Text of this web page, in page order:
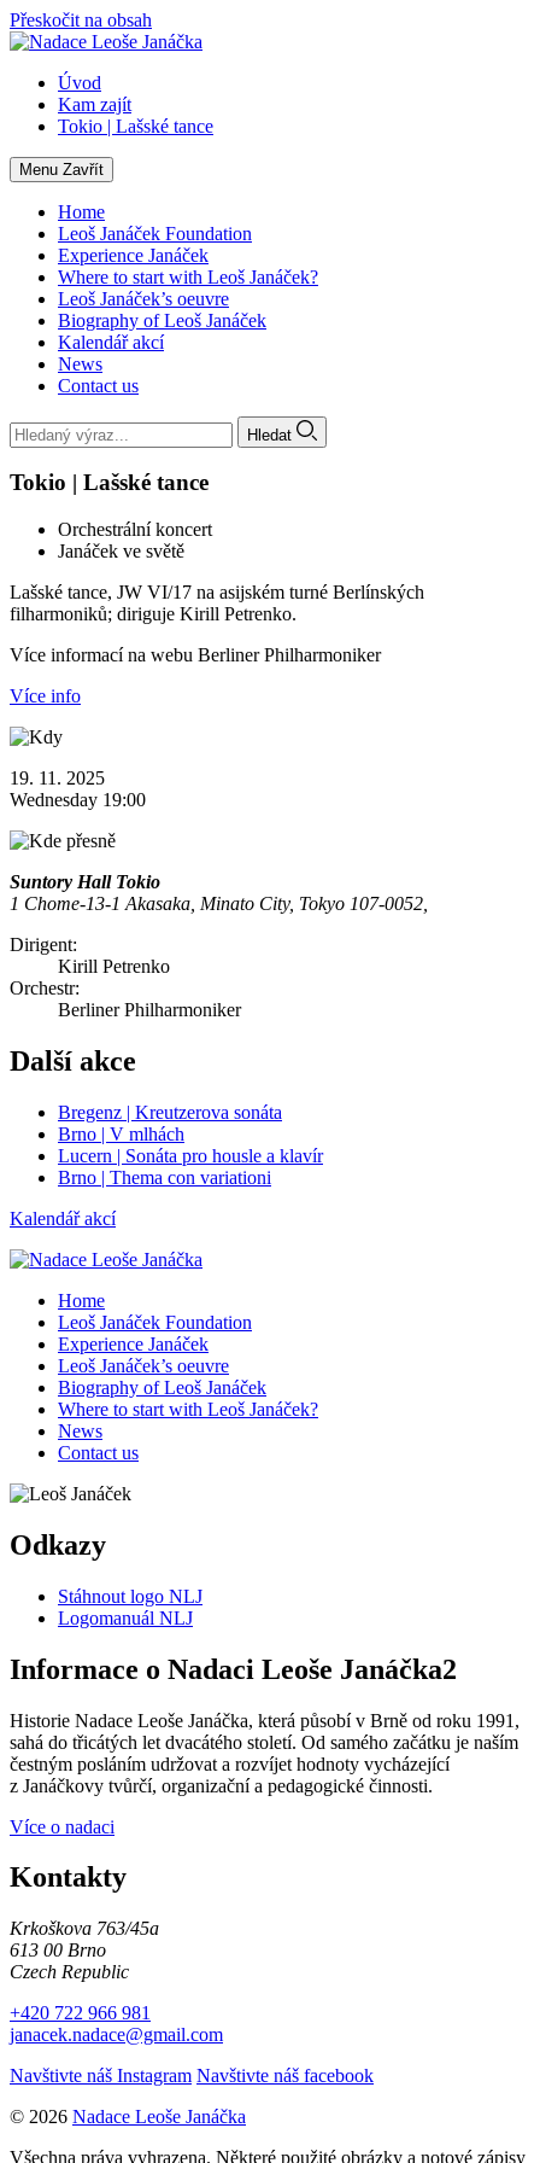
Přeskočit na obsah
Úvod
Kam zajít
Tokio | Lašské tance
Menu Zavřít
Home
Leoš Janáček Foundation
Experience Janáček
Where to start with Leoš Janáček?
Leoš Janáček’s oeuvre
Biography of Leoš Janáček
Kalendář akcí
News
Contact us
Hledat
Tokio | Lašské tance
Orchestrální koncert
Janáček ve světě
Lašské tance, JW VI/17 na asijském turné Berlínských
filharmoniků; diriguje Kirill Petrenko.
Více informací na webu Berliner Philharmoniker
Více info
19. 11. 2025
Wednesday 19:00
Suntory Hall Tokio
1 Chome-13-1 Akasaka, Minato City, Tokyo 107-0052,
Dirigent:
Kirill Petrenko
Orchestr:
Berliner Philharmoniker
Další akce
Bregenz | Kreutzerova sonáta
Brno | V mlhách
Lucern | Sonáta pro housle a klavír
Brno | Thema con variationi
Kalendář akcí
Home
Leoš Janáček Foundation
Experience Janáček
Leoš Janáček’s oeuvre
Biography of Leoš Janáček
Where to start with Leoš Janáček?
News
Contact us
Odkazy
Stáhnout logo NLJ
Logomanuál NLJ
Informace o Nadaci Leoše Janáčka2
Historie Nadace Leoše Janáčka, která působí v Brně od roku 1991,
sahá do třicátých let dvacátého století. Od samého začátku je naším
čestným posláním udržovat a rozvíjet hodnoty vycházející
z Janáčkovy tvůrčí, organizační a pedagogické činnosti.
Více o nadaci
Kontakty
Krkoškova 763/45a
613 00 Brno
Czech Republic
+420 722 966 981
janacek.nadace@gmail.com
Navštivte náš Instagram Navštivte náš facebook
© 2026 Nadace Leoše Janáčka
Všechna práva vyhrazena. Některé použité obrázky a notové zápisy